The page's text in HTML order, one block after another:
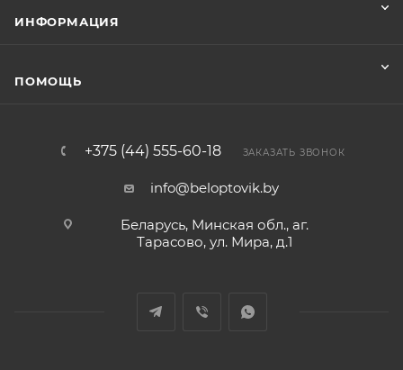
ИНФОРМАЦИЯ
ПОМОЩЬ
+375 (44) 555-60-18 ЗАКАЗАТЬ ЗВОНОК
info@beloptovik.by
Беларусь, Минская обл., аг.
Тарасово, ул. Мира, д.1